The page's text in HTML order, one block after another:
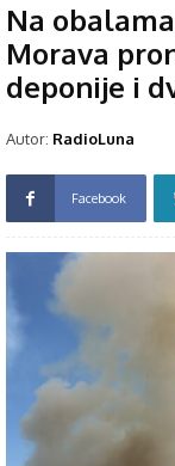
Na
Morava
deponije i
Autor: RadioLuna
Facebook